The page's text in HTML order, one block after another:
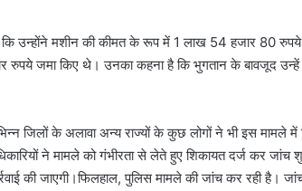
है कि उन्होंने मशीन की कीमत के रूप में 1 लाख 54 हजार 80
जमा किए थे। उनका कहना है कि भुगतान के बावजूद उन्हें न
जिलों के अलावा अन्य राज्यों के कुछ लोगों ने भी इस मामले में
ने मामले को गंभीरता से लेते हुए शिकायत दर्ज कर
की जाएगी।फिलहाल, पुलिस मामले की जांच कर रही है।